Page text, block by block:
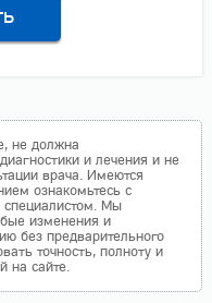
не должна
и лечения и не
врача. Имеются
ознакомьтесь с
специалистом. Мы
изменения и
без предварительного
точность, полноту и
на сайте.